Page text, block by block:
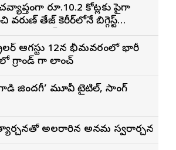
రూ.10.2 కోట్లకు పైగా
వరుణ్ తేజ్ కెరీర్‌లోనే బిగ్గెస్ట్
ఆగస్టు 12న భీమవరంలో భారీ
గ్రాండ్ గా లాంచ్
జింద‌గీ’ మూవీ టైటిల్, సాంగ్
అలరారిన అన్నమ స్వరార్చన